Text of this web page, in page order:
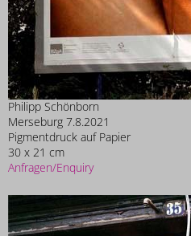
Philipp Schönborn
Merseburg 7.8.2021
Pigmentdruck auf Papier
30 x 21 cm
Anfragen/Enquiry